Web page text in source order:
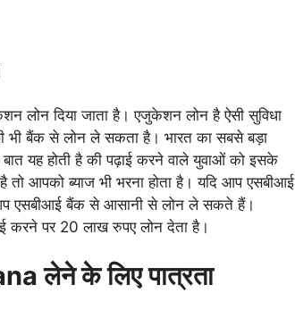
लोन दिया जाता है। एजुकेशन लोन है ऐसी सुविधा
भी बैंक से लोन ले सकता है। भारत का सबसे बड़ा
यह होती है की पढ़ाई करने वाले युवाओं को इसके
है तो आपको ब्याज भी भरना होता है। यदि आप एसबीआई
एसबीआई बैंक से आसानी से लोन ले सकते हैं।
करने पर 20 लाख रुपए लोन देता है।
लेने के लिए पात्रता